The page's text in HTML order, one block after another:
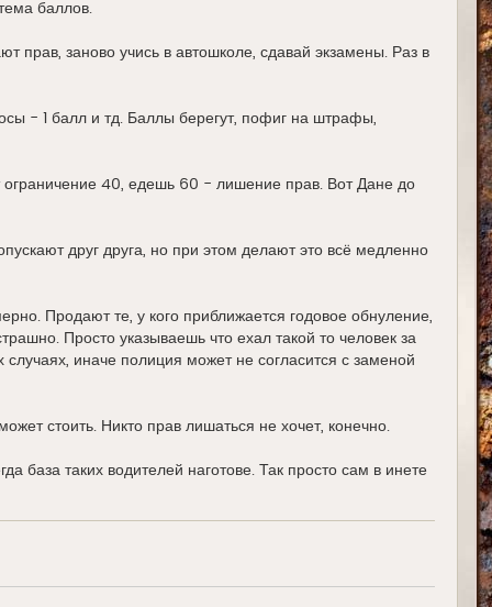
баллов.
прав, заново учись в автошколе, сдавай экзамены. Раз в
- 1 балл и тд. Баллы берегут, пофиг на штрафы,
ограничение 40, едешь 60 - лишение прав. Вот Дане до
друг друга, но при этом делают это всё медленно
Продают те, у кого приближается годовое обнуление,
Просто указываешь что ехал такой то человек за
иначе полиция может не согласится с заменой
стоить. Никто прав лишаться не хочет, конечно.
база таких водителей наготове. Так просто сам в инете